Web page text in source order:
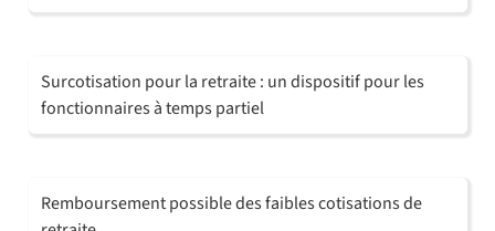
Surcotisation pour la retraite : un dispositif pour les
fonctionnaires à temps partiel
Remboursement possible des faibles cotisations de